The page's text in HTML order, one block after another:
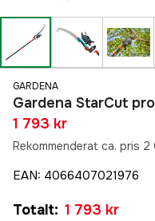
GARDENA
Gardena StarCut
1 793 kr
Rekommenderat ca. pris
EAN: 4066407021976
Totalt: 1 793 kr